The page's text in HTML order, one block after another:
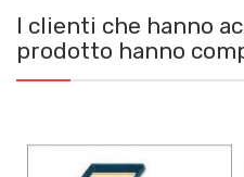
I clienti che hanno
prodotto hanno